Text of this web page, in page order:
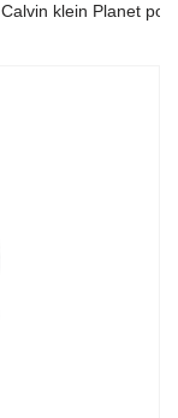
Calvin klein Planet